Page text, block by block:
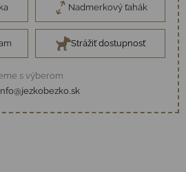
Nadmerkový ťahák
Strážiť dostupnosť
s výberom